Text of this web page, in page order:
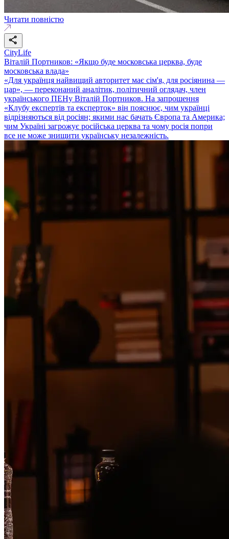
Читати повністю
CityLife
Віталій Портников: «Якщо буде московська церква, буде
московська влада»
«Для українця найвищий авторитет має сім'я, для росіянина —
цар», — переконаний аналітик, політичний оглядач, член
українського ПЕНу Віталій Портников. На запрошення
«Клубу експертів та експерток» він пояснює, чим українці
відрізняються від росіян; якими нас бачать Європа та Америка;
чим Україні загрожує російська церква та чому росія попри
все не може знищити українську незалежність.